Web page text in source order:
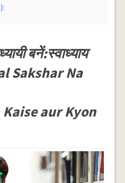
बनें:स्वाध्याय
Sakshar Na
aur Kyon